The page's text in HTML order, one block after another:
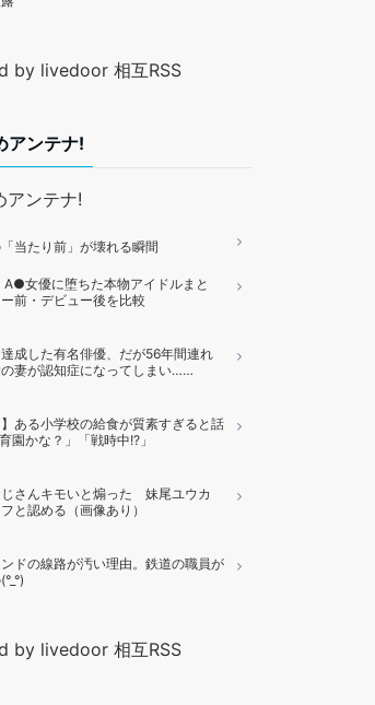
by livedoor 相互RSS
アンテナ!
アンテナ!
当たり前」が壊れる瞬間
A●女優に堕ちた本物アイドルまと
前・デビュー後を比較
成した有名俳優、だが56年間連れ
妻が認知症になってしまい……
】ある小学校の給食が質素すぎると話
園かな？」「戦時中!?」
じさんキモいと煽った 妹尾ユウカ
と認める（画像あり）
ンドの線路が汚い理由。鉄道の職員が
by livedoor 相互RSS